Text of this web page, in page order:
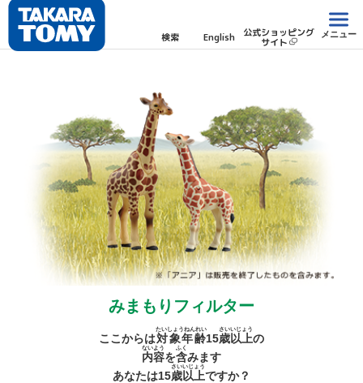
検索 English 公式ショッピング
サイト
メニュー
みまもりフィルター
ここからは対象年齢
たいしょうねんれい
15歳
さい
以上
いじょう
の
内容
ないよう
を含
ふく
みます
あなたは15歳
さい
以上
いじょう
ですか？